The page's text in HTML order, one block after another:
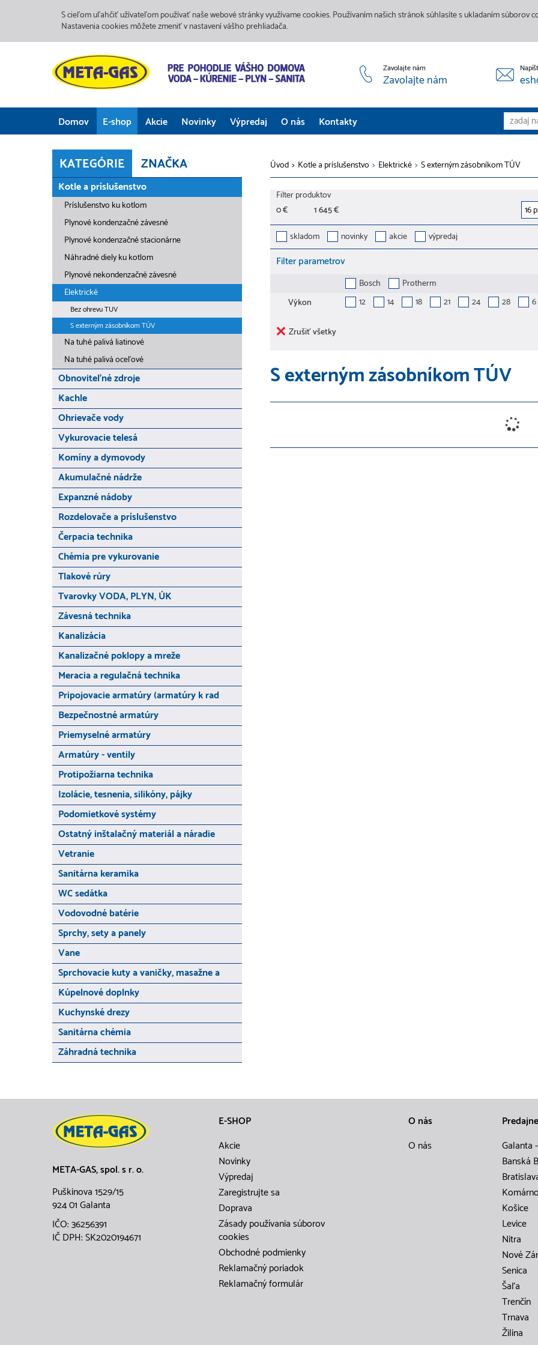
S cieľom uľahčiť užívateľom používať naše webové stránky využívame cookies. Používaním našich stránok súhlasíte s ukladaním súborov
Nastavenia cookies môžete zmeniť v nastavení vášho prehliadača.
Zavolajte nám
Zavolajte nám
Domov E-shop Akcie Novinky Výpredaj O nás
Služby
Predajne
Galéria
Kontakty
KATEGÓRIE ZNAČKA
Kotle a príslušenstvo
Príslušenstvo ku kotlom
Plynové kondenzačné závesné
Plynové kondenzačné stacionárne
Náhradné diely ku kotlom
Plynové nekondenzačné závesné
Elektrické
Bez ohrevu TUV
S externým zásobníkom TÚV
Na tuhé palivá liatinové
Na tuhé palivá oceľové
Obnoviteľné zdroje
Kachle
Ohrievače vody
Vykurovacie telesá
Komíny a dymovody
Akumulačné nádrže
Expanzné nádoby
Rozdelovače a príslušenstvo
Čerpacia technika
Chémia pre vykurovanie
Tlakové rúry
Tvarovky VODA, PLYN, ÚK
Závesná technika
Kanalizácia
Kanalizačné poklopy a mreže
Meracia a regulačná technika
Pripojovacie armatúry (armatúry k rad
Bezpečnostné armatúry
Priemyselné armatúry
Armatúry - ventily
Protipožiarna technika
Izolácie, tesnenia, silikóny, pájky
Podomietkové systémy
Ostatný inštalačný materiál a náradie
Vetranie
Sanitárna keramika
WC sedátka
Vodovodné batérie
Sprchy, sety a panely
Vane
Sprchovacie kuty a vaničky, masažne a
Kúpelnové doplnky
Kuchynské drezy
Sanitárna chémia
Záhradná technika
Úvod > Kotle a príslušenstvo > Elektrické > S externým zásobníkom TÚV
Filter produktov
0 €
1 645 €
skladom
novinky akcie výpredaj
Filter parametrov
Bosch
Protherm
Výkon
12 14 18 21 24 28 6
Zrušiť všetky
S externým zásobníkom TÚV
META-GAS, spol. s r. o.
Puškinova 1529/15
924 01 Galanta
IČO: 36256391
IČ DPH: SK2020194671
E-SHOP
Akcie
Novinky
Výpredaj
Zaregistrujte sa
Doprava
Zásady používania súborov
cookies
Obchodné podmienky
Reklamačný poriadok
Reklamačný formulár
O nás
O nás
Predajne
Galanta
Banská
Košice
Levice
Nitra
Nové
Senica
Šaľa
Trenčín
Trnava
Žilina